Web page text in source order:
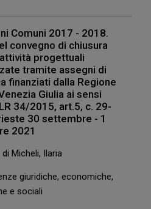
Comuni 2017 - 2018.
convegno di chiusura
progettuali
tramite assegni di
finanziati dalla Regione
Giulia ai sensi
34/2015, art.5, c. 29-
30 settembre - 1
2021
Micheli, Ilaria
giuridiche, economiche,
e sociali